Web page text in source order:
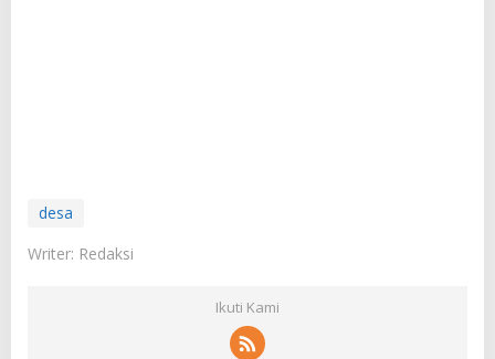
desa
Writer: Redaksi
Ikuti Kami